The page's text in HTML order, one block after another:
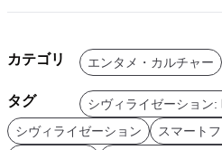
カテゴリ エンタメ・カルチャー
タグ
シヴィライゼーション:
シヴィライゼーション
スマート